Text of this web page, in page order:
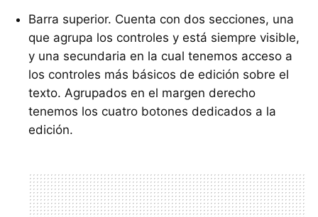
Barra superior. Cuenta con dos secciones, una
que agrupa los controles y está siempre visible,
y una secundaria en la cual tenemos acceso a
los controles más básicos de edición sobre el
texto. Agrupados en el margen derecho
tenemos los cuatro botones dedicados a la
edición.